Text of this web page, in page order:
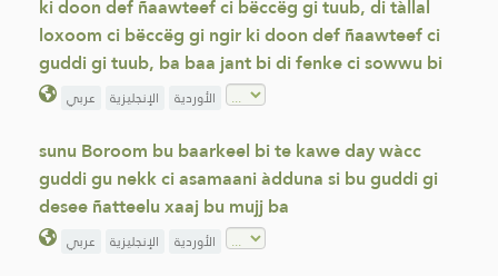
ki doon def ñaawteef ci bëccëg gi tuub, di tàllal
loxoom ci bëccëg gi ngir ki doon def ñaawteef ci
guddi gi tuub, ba baa jant bi di fenke ci sowwu bi
عربي الإنجليزية الأوردية
sunu Boroom bu baarkeel bi te kawe day wàcc
guddi gu nekk ci asamaani àdduna si bu guddi gi
desee ñatteelu xaaj bu mujj ba
عربي الإنجليزية الأوردية